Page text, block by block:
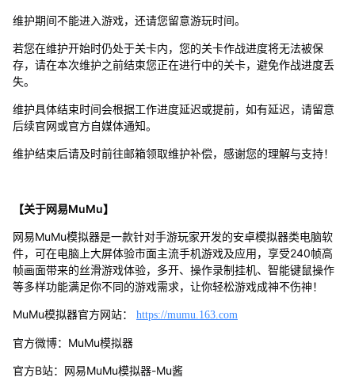
维护期间不能进入游戏，还请您留意游玩时间。
若您在维护开始时仍处于关卡内，您的关卡作战进度将无法被保
存，请在本次维护之前结束您正在进行中的关卡，避免作战进度丢
失。
维护具体结束时间会根据工作进度延迟或提前，如有延迟，请留意
后续官网或官方自媒体通知。
维护结束后请及时前往邮箱领取维护补偿，感谢您的理解与支持！
【关于网易MuMu】
网易MuMu模拟器是一款针对手游玩家开发的安卓模拟器类电脑软
件，可在电脑上大屏体验市面主流手机游戏及应用，享受240帧高
帧画面带来的丝滑游戏体验，多开、操作录制挂机、智能键鼠操作
等多样功能满足你不同的游戏需求，让你轻松游戏成神不伤神！
MuMu模拟器官方网站： https://mumu.163.com
官方微博：MuMu模拟器
官方B站：网易MuMu模拟器-Mu酱